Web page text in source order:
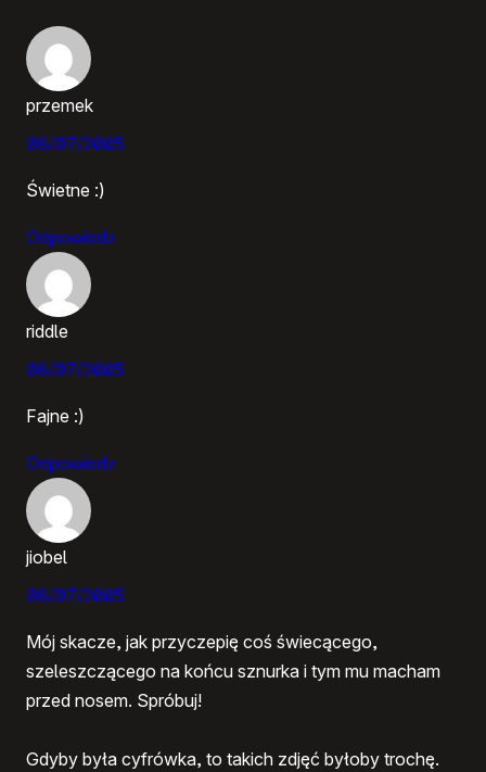
przemek
08/07/2005
Świetne :)
Odpowiedz
riddle
08/07/2005
Fajne :)
Odpowiedz
jiobel
08/07/2005
Mój skacze, jak przyczepię coś świecącego,
szeleszczącego na końcu sznurka i tym mu macham
przed nosem. Spróbuj!
Gdyby była cyfrówka, to takich zdjęć byłoby trochę.